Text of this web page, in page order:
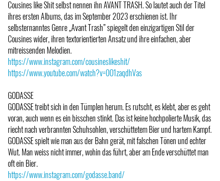
Cousines like Shit selbst nennen ihn AVANT TRASH. So lautet auch der Titel
ihres ersten Albums, das im September 2023 erschienen ist. Ihr
selbsternanntes Genre „Avant Trash” spiegelt den einzigartigen Stil der
Cousines wider, ihren textorientierten Ansatz und ihre einfachen, aber
mitreissenden Melodien.
https://www.instagram.com/cousineslikeshit/
https://www.youtube.com/watch?v=0O1zaqdhVas
GODASSE
GODASSE treibt sich in den Tümplen herum. Es rutscht, es klebt, aber es geht
voran, auch wenn es ein bisschen stinkt. Das ist keine hochpolierte Musik, das
riecht nach verbrannten Schuhsohlen, verschüttetem Bier und hartem Kampf.
GODASSE spielt wie man aus der Bahn gerät, mit falschen Tönen und echter
Wut. Man weiss nicht immer, wohin das führt, aber am Ende verschüttet man
oft ein Bier.
https://www.instagram.com/godasse.band/